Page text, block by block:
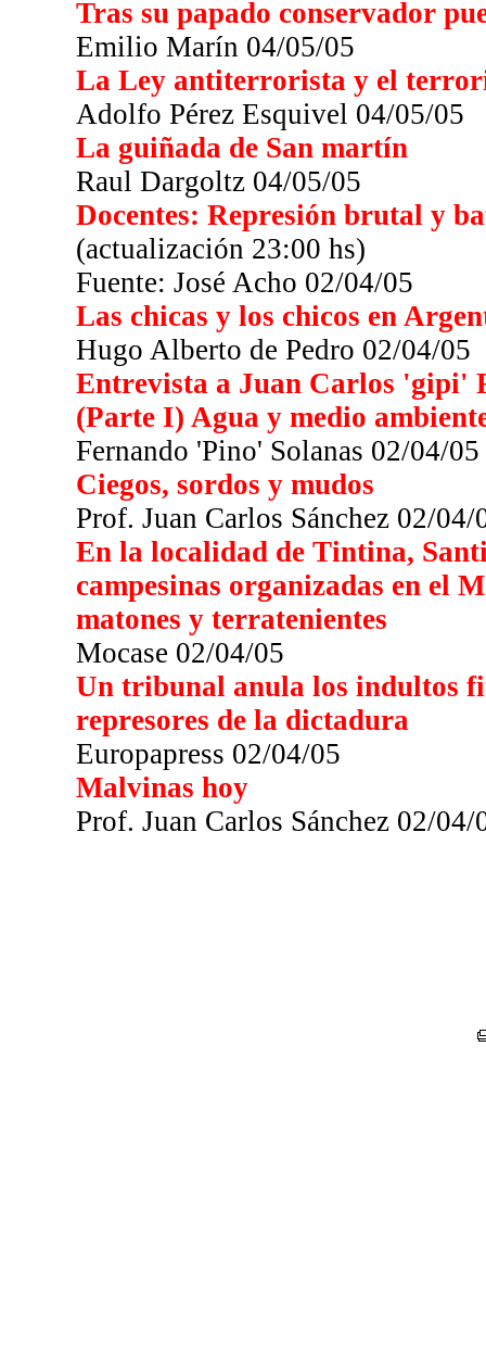
Tras su papado conservador
Emilio Marín 04/05/05
La Ley antiterrorista y el
Adolfo Pérez Esquivel 04/05/05
La guiñada de San martín
Raul Dargoltz 04/05/05
Docentes: Represión brutal y
(actualización 23:00 hs)
Fuente: José Acho 02/04/05
Las chicas y los chicos en
Hugo Alberto de Pedro 02/04/05
Entrevista a Juan Carlos 'gipi'
(Parte I) Agua y medio
Fernando 'Pino' Solanas 02/04/05
Ciegos, sordos y mudos
Prof. Juan Carlos Sánchez 02/04/
En la localidad de Tintina,
campesinas organizadas en el
matones y terratenientes
Mocase 02/04/05
Un tribunal anula los indultos
represores de la dictadura
Europapress 02/04/05
Malvinas hoy
Prof. Juan Carlos Sánchez 02/04/